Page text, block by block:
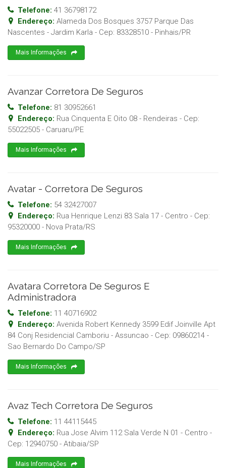
Telefone: 41 36798172
Endereço: Alameda Dos Bosques 3757 Parque Das
Nascentes - Jardim Karla - Cep: 83328510 - Pinhais/PR
Mais Informações
Avanzar Corretora De Seguros
Telefone: 81 30952661
Endereço: Rua Cinquenta E Oito 08 - Rendeiras - Cep:
55022505 - Caruaru/PE
Mais Informações
Avatar - Corretora De Seguros
Telefone: 54 32427007
Endereço: Rua Henrique Lenzi 83 Sala 17 - Centro - Cep:
95320000 - Nova Prata/RS
Mais Informações
Avatara Corretora De Seguros E
Administradora
Telefone: 11 40716902
Endereço: Avenida Robert Kennedy 3599 Edif Joinville Apt
84 Conj Residencial Camboriu - Assuncao - Cep: 09860214 -
Sao Bernardo Do Campo/SP
Mais Informações
Avaz Tech Corretora De Seguros
Telefone: 11 44115445
Endereço: Rua Jose Alvim 112 Sala Verde N 01 - Centro -
Cep: 12940750 - Atibaia/SP
Mais Informações